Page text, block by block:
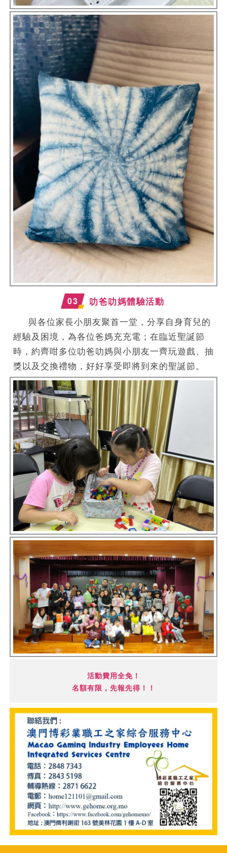
03 叻爸叻媽體驗活動
與各位家長小朋友聚首一堂，分享自身育兒的
經驗及困境，為各位爸媽充充電；在臨近聖誕節
時，約齊咁多位叻爸叻媽與小朋友一齊玩遊戲、抽
獎以及交換禮物，好好享受即將到來的聖誕節。
活動費用全免！
名額有限，先報先得！！